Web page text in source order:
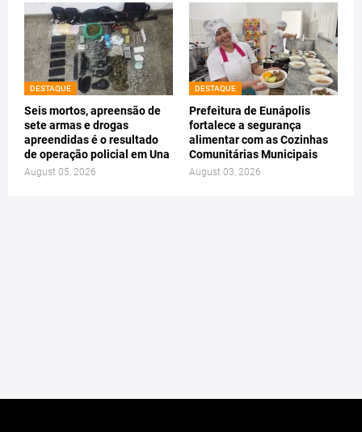
DESTAQUE
Seis mortos, apreensão de
sete armas e drogas
apreendidas é o resultado
de operação policial em Una
August 05, 2026
DESTAQUE
Prefeitura de Eunápolis
fortalece a segurança
alimentar com as Cozinhas
Comunitárias Municipais
August 03, 2026